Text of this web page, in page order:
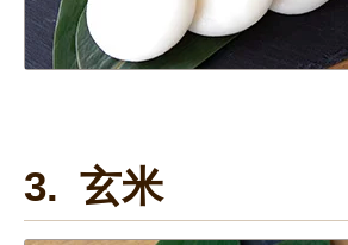
3. 玄米